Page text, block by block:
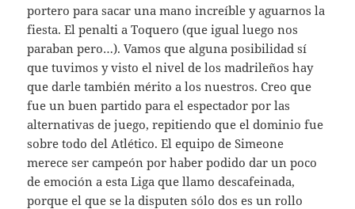
portero para sacar una mano increíble y aguarnos la
fiesta. El penalti a Toquero (que igual luego nos
paraban pero…). Vamos que alguna posibilidad sí
que tuvimos y visto el nivel de los madrileños hay
que darle también mérito a los nuestros. Creo que
fue un buen partido para el espectador por las
alternativas de juego, repitiendo que el dominio fue
sobre todo del Atlético. El equipo de Simeone
merece ser campeón por haber podido dar un poco
de emoción a esta Liga que llamo descafeinada,
porque el que se la disputen sólo dos es un rollo